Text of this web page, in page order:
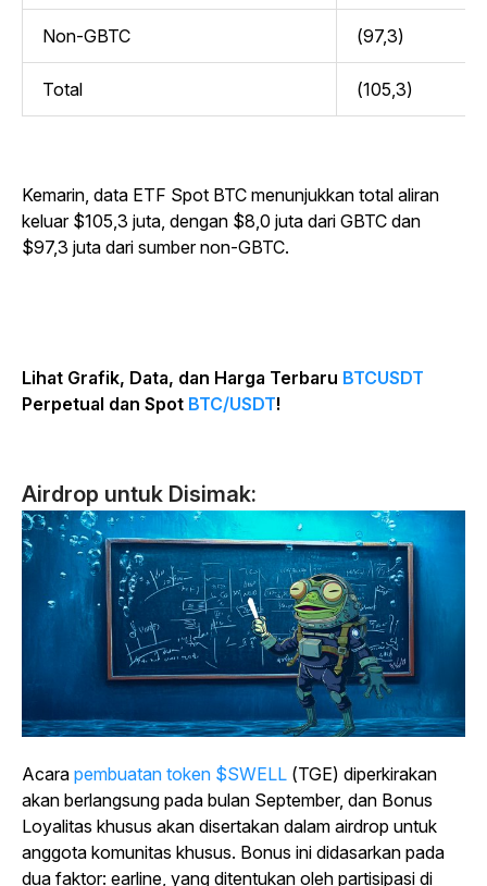
Non-GBTC (97,3)
Total (105,3)
Kemarin, data ETF Spot BTC menunjukkan total aliran
keluar $105,3 juta, dengan $8,0 juta dari GBTC dan
$97,3 juta dari sumber non-GBTC.
Lihat Grafik, Data, dan Harga Terbaru BTCUSDT
Perpetual dan Spot BTC/USDT!
Airdrop untuk Disimak:
Acara pembuatan token $SWELL (TGE) diperkirakan
akan berlangsung pada bulan September, dan Bonus
Loyalitas khusus akan disertakan dalam airdrop untuk
anggota komunitas khusus. Bonus ini didasarkan pada
dua faktor: earline, yang ditentukan oleh partisipasi di